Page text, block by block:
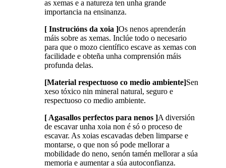
as xemas e a natureza ten unha grande
importancia na ensinanza.
[ Instrucións da xoia ]Os nenos aprenderán
máis sobre as xemas. Inclúe todo o necesario
para que o mozo científico escave as xemas con
facilidade e obteña unha comprensión máis
profunda delas.
[Material respectuoso co medio ambiente]Sen
xeso tóxico nin mineral natural, seguro e
respectuoso co medio ambiente.
[ Agasallos perfectos para nenos ]A diversión
de escavar unha xoia non é só o proceso de
escavar. As xoias escavadas deben limparse e
montarse, o que non só pode mellorar a
mobilidade do neno, senón tamén mellorar a súa
memoria e aumentar a súa autoconfianza.